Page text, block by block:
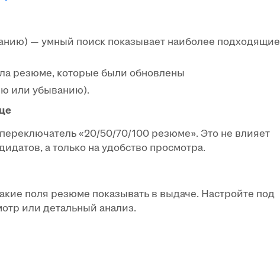
— умный поиск показывает наиболее подходящие
резюме, которые были обновлены
или убыванию).
«20/50/70/100 резюме». Это не влияет
а только на удобство просмотра.
поля резюме показывать в выдаче. Настройте под
или детальный анализ.